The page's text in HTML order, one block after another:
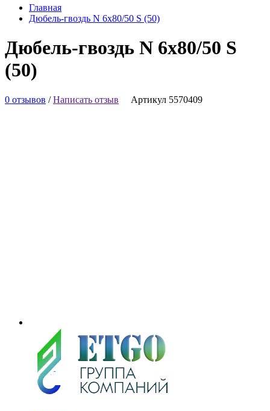
Главная
Дюбель-гвоздь N 6х80/50 S (50)
Дюбель-гвоздь N 6х80/50 S
(50)
0 отзывов /Написать отзыв Артикул 5570409